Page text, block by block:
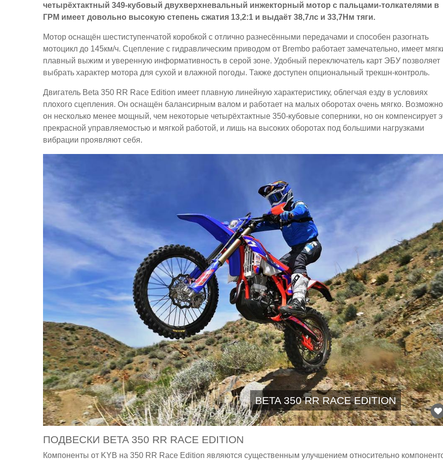
четырёхтактный 349-кубовый двухверхневальный инжекторный мотор с пальцами-толкателями в
ГРМ имеет довольно высокую степень сжатия 13,2:1 и выдаёт 38,7лс и 33,7Нм тяги.
Мотор оснащён шестиступенчатой коробкой с отлично разнесёнными передачами и способен разогнать
мотоцикл до 145км/ч. Сцепление с гидравлическим приводом от Brembo работает замечательно, имеет
плавный выжим и уверенную информативность в серой зоне. Удобный переключатель карт ЭБУ позволяет
выбрать характер мотора для сухой и влажной погоды. Также доступен опциональный трекшн-контроль.
Двигатель Beta 350 RR Race Edition имеет плавную линейную характеристику, облегчая езду в условиях
плохого сцепления. Он оснащён балансирным валом и работает на малых оборотах очень мягко.
он несколько менее мощный, чем некоторые четырёхтактные 350-кубовые соперники, но он компенсирует
прекрасной управляемостью и мягкой работой, и лишь на высоких оборотах под большими нагрузками
вибрации проявляют себя.
BETA 350 RR RACE EDITION
ПОДВЕСКИ BETA 350 RR RACE EDITION
Компоненты от KYB на 350 RR Race Edition являются существенным улучшением относительно